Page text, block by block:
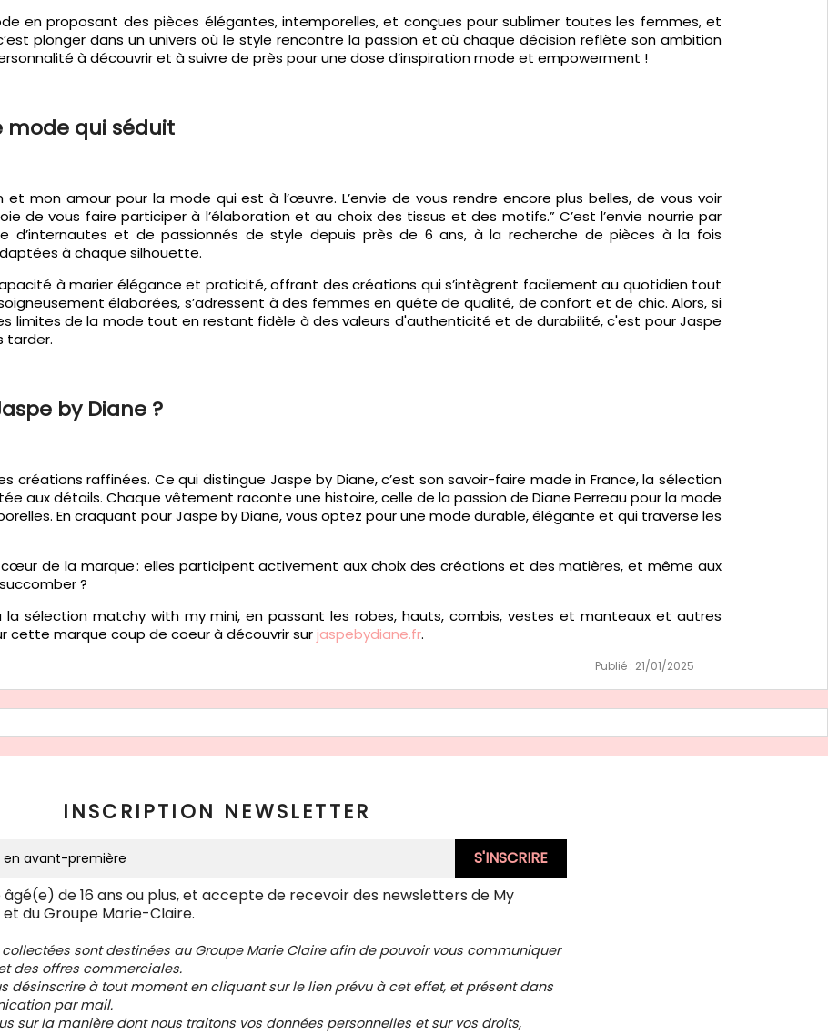
en proposant des pièces élégantes, intemporelles, et conçues pour sublimer toutes les femmes, et
plonger dans un univers où le style rencontre la passion et où chaque décision reflète son ambition
à découvrir et à suivre de près pour une dose d’inspiration mode et empowerment !
mode qui séduit
mon amour pour la mode qui est à l’œuvre. L’envie de vous rendre encore plus belles, de vous voir
de vous faire participer à l’élaboration et au choix des tissus et des motifs.” C’est l’envie nourrie par
d’internautes et de passionnés de style depuis près de 6 ans, à la recherche de pièces à la fois
à chaque silhouette.
à marier élégance et praticité, offrant des créations qui s’intègrent facilement au quotidien tout
élaborées, s’adressent à des femmes en quête de qualité, de confort et de chic. Alors, si
limites de la mode tout en restant fidèle à des valeurs d'authenticité et de durabilité, c'est pour Jaspe
tarder.
by Diane ?
créations raffinées. Ce qui distingue Jaspe by Diane, c’est son savoir-faire made in France, la sélection
aux détails. Chaque vêtement raconte une histoire, celle de la passion de Diane Perreau pour la mode
En craquant pour Jaspe by Diane, vous optez pour une mode durable, élégante et qui traverse les
de la marque : elles participent activement aux choix des créations et des matières, et même aux
?
la sélection matchy with my mini, en passant les robes, hauts, combis, vestes et manteaux et autres
cette marque coup de coeur à découvrir surjaspebydiane.fr.
Publié : 21/01/2025
INSCRIPTION NEWSLETTER
de 16 ans ou plus, et accepte de recevoir des newsletters de My
du Groupe Marie-Claire.
sont destinées au Groupe Marie Claire afin de pouvoir vous communiquer
des offres commerciales.
désinscrire à tout moment en cliquant sur le lien prévu à cet effet, et présent dans
par mail.
sur la manière dont nous traitons vos données personnelles et sur vos droits,